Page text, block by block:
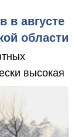
в августе
области
высокая